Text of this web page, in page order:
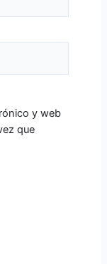
y web
que